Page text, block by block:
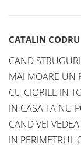
CATALIN CODRU
CAND
MAI MOARE UN
CU CIORILE IN
IN CASA TA NU
CAND VEI
IN PERIMETRUL